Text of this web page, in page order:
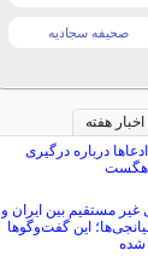
صحیفه سجادیه
اخبار هفته
درباره درگیری
هگست
غیر مستقیم بین ایران و
این گفت‌و‌گو‌ها
شده